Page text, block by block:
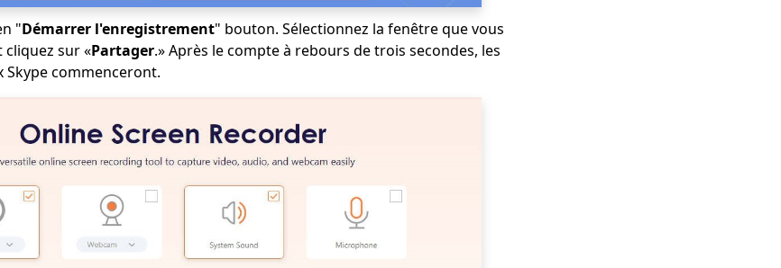
"Démarrer l'enregistrement" bouton. Sélectionnez la fenêtre que vous
sur «Partager.» Après le compte à rebours de trois secondes, les
commenceront.